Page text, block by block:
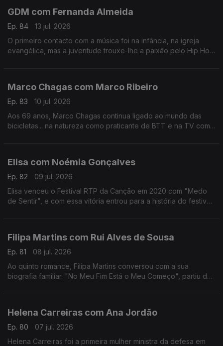
GDM com Fernanda Almeida
Ep. 84
13 jul. 2026
O primeiro contacto com a música foi na infância, na igreja
evangélica, mas a juventude trouxe-lhe a paixão pelo Hip Hop
Marco Chagas com Marco Ribeiro
Ep. 83
10 jul. 2026
Aos 69 anos, Marco Chagas continua ligado ao mundo das
bicicletas... na natureza como praticante de BTT e na TV como
Elisa com Noémia Gonçalves
Ep. 82
09 jul. 2026
Elisa venceu o Festival RTP da Canção em 2020 com "Medo
de Sentir", e com essa vitória entrou para a história do festival,
Filipa Martins com Rui Alves de Sousa
Ep. 81
08 jul. 2026
Ao quinto romance, Filipa Martins conversou com a sua
biografia familiar. "No Meu Fim Está o Meu Começo", partiu de
Helena Carreiras com Ana Jordão
Ep. 80
07 jul. 2026
Helena Carreiras foi a primeira mulher ministra da defesa em